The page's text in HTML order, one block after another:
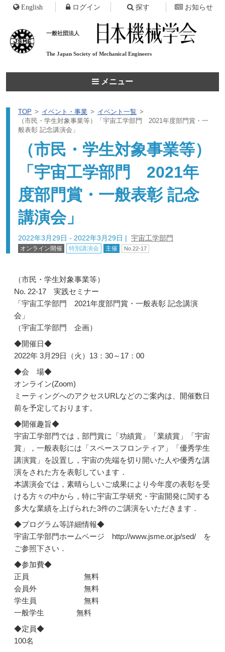
一般社団法人
The Japan Society of Mechanical Engineers
メニュー
English ログイン 探す お知らせ
TOP イベント・事業
イベント一覧
（市民・学生対象事業等）「宇宙工学部門 2021年度部門賞・一
般表彰 記念講演会」
（市民・学生対象事業等）
「宇宙工学部門 2021年
度部門賞・一般表彰 記念
講演会」
2022年3月29日 - 2022年3月29日 | 宇宙工学部門
オンライン開催 特別講演会 主催 No.22-17
（市民・学生対象事業等）
No. 22-17 実践セミナー
「宇宙工学部門 2021年度部門賞・一般表彰 記念講演
会」
（宇宙工学部門 企画）
◆開催日◆
2022年 3月29日（火）13：30～17：00
◆会 場◆
オンライン(Zoom)
ミーティングへのアクセスURLなどのご案内は、開催数日
前を予定しております。
◆開催趣旨◆
宇宙工学部門では，部門賞に「功績賞」「業績賞」「宇宙
賞」，一般表彰には「スペースフロンティア」「優秀学生
講演賞」を設置し，宇宙の先端を切り開いた人や優秀な講
演をされた方を表彰しています．
本講演会では，素晴らしいご成果により今年度の表彰を受
ける方々の中から，特に宇宙工学研究・宇宙開発に関する
多大な業績を上げられた3件のご講演をいただきます．
◆プログラム等詳細情報◆
宇宙工学部門ホームページ http://www.jsme.or.jp/sed/ を
ご参照下さい．
◆参加費◆
正員 無料
会員外 無料
学生員 無料
一般学生 無料
◆定員◆
100名